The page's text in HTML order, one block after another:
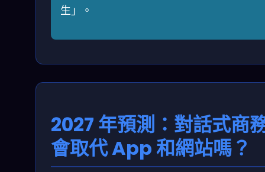
生」。
2027 年預測：對話式商
會取代 App 和網站嗎？